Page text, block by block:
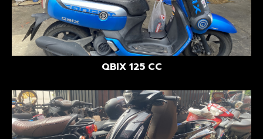
QBIX 125 CC